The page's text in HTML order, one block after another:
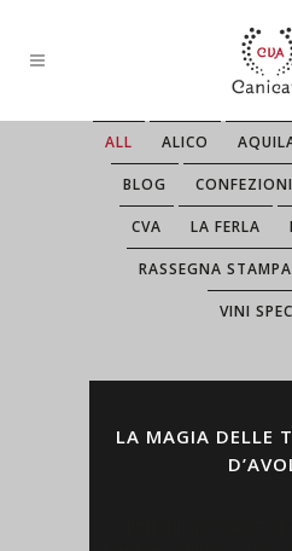
ALL ALICO
BLOG
CVA LA FERLA
RASSEGNA STAMPA
VINI
LA MAGIA DELLE